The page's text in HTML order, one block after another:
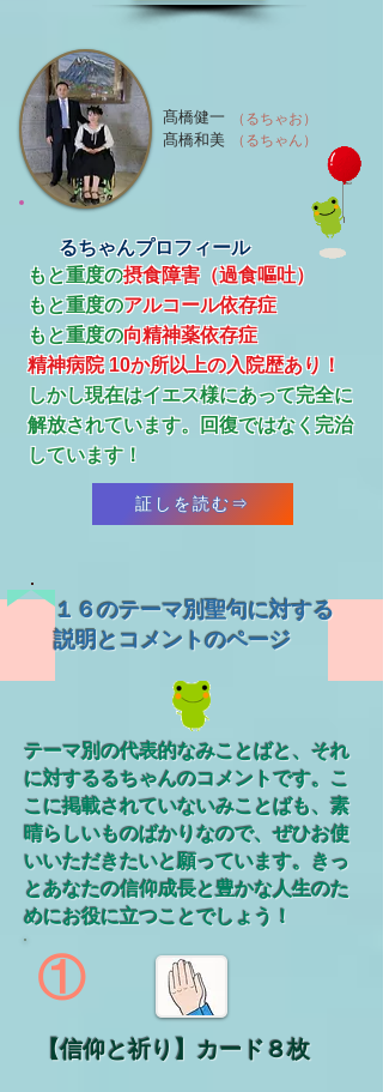
（るちゃお）
（るちゃん）
髙橋健一
髙橋和美
るちゃんプロフィール
もと重度の摂食障害（過食嘔吐）
もと重度のアルコール依存症
​もと重度の向精神薬依存症
精神病院 10か所以上の入院歴あり！
​しかし現在はイエス様にあって完全に
解放されています。回復ではなく完治
しています！
証しを読む⇒
１６のテーマ別聖句に対する
説明とコメントのページ
テーマ別の代表的なみことばと、それ
に対するるちゃんのコメントです。こ
こに掲載されていないみことばも、素
晴らしいものばかりなので、ぜひお使
いいただきたいと願っています。きっ
とあなたの信仰成長と豊かな人生のた
めにお役に立つことでしょう！
①
【信仰と祈り】カード８枚